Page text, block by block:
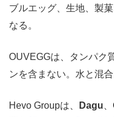
ブルエッグ、生地、製
なる。
OUVEGGは、タンパク
ンを含まない。水と混
Hevo Groupは、 Dagu